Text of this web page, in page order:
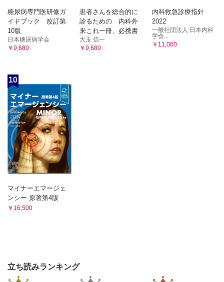
糖尿病専門医研修ガ
イドブック 改訂第
10版
日本糖尿病学会
￥9,680
患者さんを総合的に
診るための 内科外
来これ一冊、必携書
大玉 信一
￥9,680
内科救急診療指針
2022
一般社団法人 日本内科
学会...
￥11,000
10
マイナーエマージェ
ンシー 原著第4版
￥16,500
立ち読みランキング